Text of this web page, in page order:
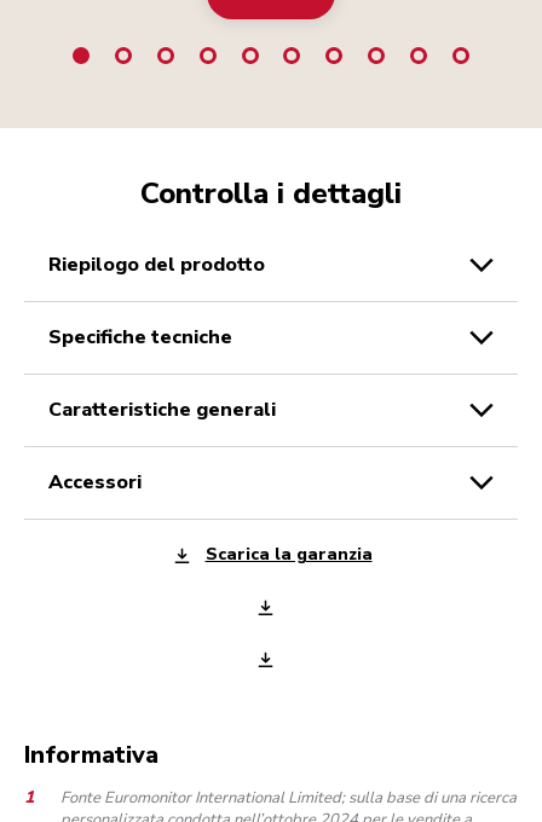
Controlla i dettagli
riepilogo del prodotto
specifiche tecniche
caratteristiche generali
accessori
Scarica la garanzia
Informativa
Fonte Euromonitor International Limited; sulla base di una ricerca